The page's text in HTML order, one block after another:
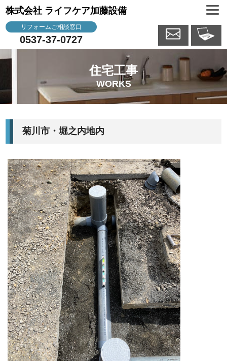
株式会社 ライフケア加藤設備
リフォームご相談窓口
0537-37-0727
住宅工事
WORKS
菊川市・堀之内地内